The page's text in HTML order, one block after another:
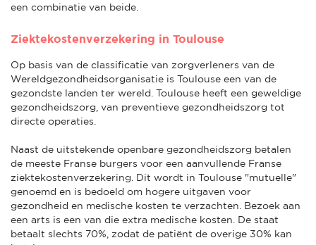
een combinatie van beide.
Ziektekostenverzekering in Toulouse
Op basis van de classificatie van zorgverleners van de
Wereldgezondheidsorganisatie is Toulouse een van de
gezondste landen ter wereld. Toulouse heeft een geweldige
gezondheidszorg, van preventieve gezondheidszorg tot
directe operaties.
Naast de uitstekende openbare gezondheidszorg betalen
de meeste Franse burgers voor een aanvullende Franse
ziektekostenverzekering. Dit wordt in Toulouse "mutuelle"
genoemd en is bedoeld om hogere uitgaven voor
gezondheid en medische kosten te verzachten. Bezoek aan
een arts is een van die extra medische kosten. De staat
betaalt slechts 70%, zodat de patiënt de overige 30% kan